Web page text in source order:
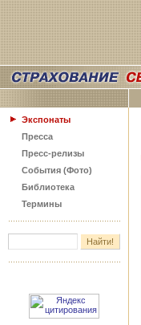
Экспонаты
Пресса
Пресс-релизы
События (Фото)
Библиотека
Термины